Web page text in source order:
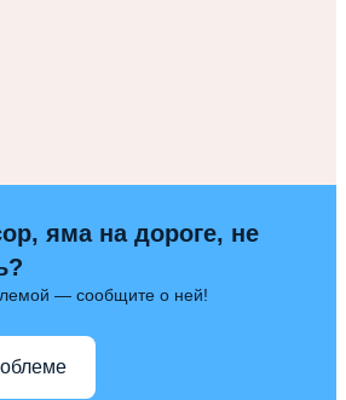
яма на дороге, не
— сообщите о ней!